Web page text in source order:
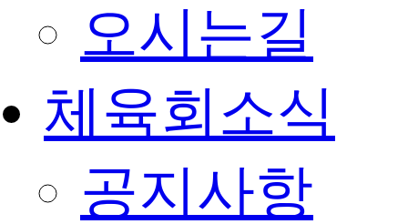
오시는길
체육회소식
공지사항